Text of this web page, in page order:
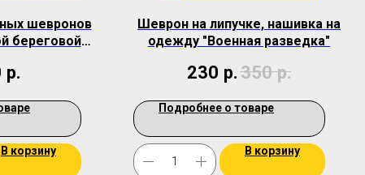
шевронов
береговой
р.
В корзину
Шеврон на липучке, нашивка на
одежду "Военная разведка"
230 р.350 р.
Подробнее о товаре
В корзину